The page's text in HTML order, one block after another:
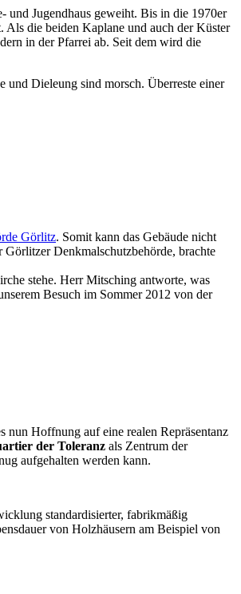
und Jugendhaus geweiht. Bis in die 1970er
Als die beiden Kaplane und auch der Küster
in der Pfarrei ab. Seit dem wird die
und Dieleung sind morsch. Überreste einer
Görlitz. Somit kann das Gebäude nicht
Görlitzer Denkmalschutzbehörde, brachte
stehe. Herr Mitsching antworte, was
Besuch im Sommer 2012 von der
nun Hoffnung auf eine realen Repräsentanz
der Toleranz als Zentrum der
aufgehalten werden kann.
standardisierter, fabrikmäßig
von Holzhäusern am Beispiel von